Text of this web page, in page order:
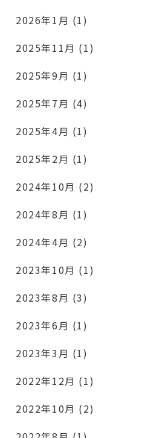
2026年1月 (1)
2025年11月 (1)
2025年9月 (1)
2025年7月 (4)
2025年4月 (1)
2025年2月 (1)
2024年10月 (2)
2024年8月 (1)
2024年4月 (2)
2023年10月 (1)
2023年8月 (3)
2023年6月 (1)
2023年3月 (1)
2022年12月 (1)
2022年10月 (2)